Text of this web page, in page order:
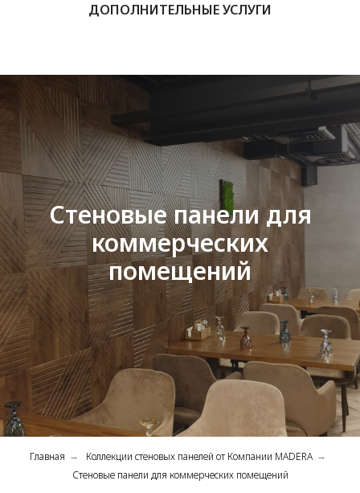
ДОПОЛНИТЕЛЬНЫЕ УСЛУГИ
Стеновые панели для
коммерческих
помещений
Главная → Коллекции стеновых панелей от Компании MADERA →
Стеновые панели для коммерческих помещений